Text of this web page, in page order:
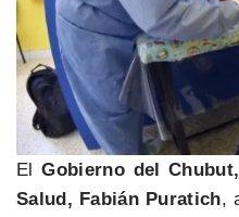
ElGobierno del
Salud, Fabián Puratich,